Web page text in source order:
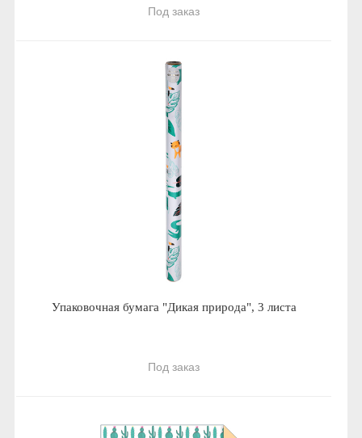
Под заказ
Упаковочная бумага "Дикая природа", 3 листа
Под заказ